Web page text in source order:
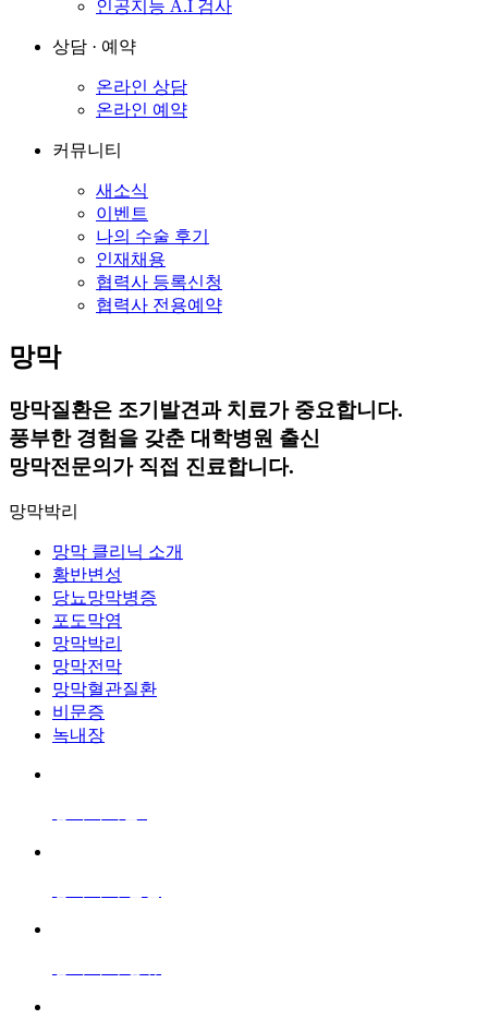
인공지능 A.I 검사
상담 · 예약
온라인 상담
온라인 예약
커뮤니티
새소식
이벤트
나의 수술 후기
인재채용
협력사 등록신청
협력사 전용예약
망막
망막질환은 조기발견과 치료가 중요합니다.
풍부한 경험을 갖춘 대학병원 출신
망막전문의가 직접 진료합니다.
망막박리
망막 클리닉 소개
황반변성
당뇨망막병증
포도막염
망막박리
망막전막
망막혈관질환
비문증
녹내장